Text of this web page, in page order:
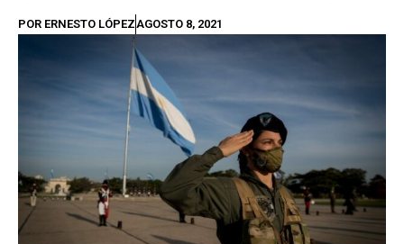
POR ERNESTO LÓPEZAGOSTO 8, 2021